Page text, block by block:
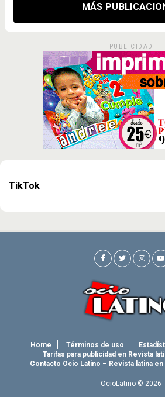
MÁS
PUBLICIDAD
TikTok
Home Términos de uso
Tarifas para publicidad en Revista
Contacto Ocio Latino – Revista latina en
OcioLatino © 2026